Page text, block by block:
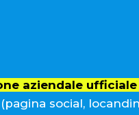
aziendale ufficiale
social,